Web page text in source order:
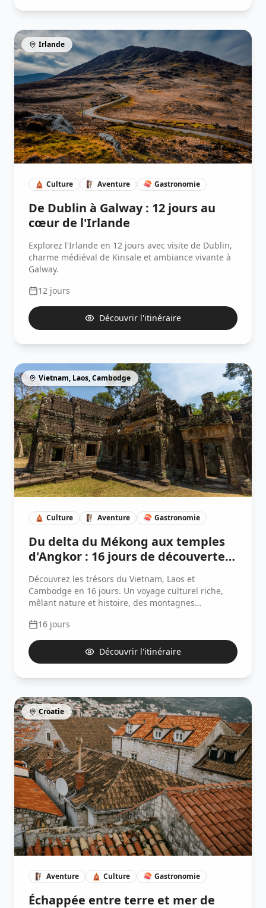
Irlande
🛕 Culture 🧗🏽 Aventure 🍣 Gastronomie
De Dublin à Galway : 12 jours au
cœur de l'Irlande
Explorez l'Irlande en 12 jours avec visite de Dublin,
charme médiéval de Kinsale et ambiance vivante à
Galway.
12 jours
Découvrir l'itinéraire
Vietnam, Laos, Cambodge
🛕 Culture 🧗🏽 Aventure 🍣 Gastronomie
Du delta du Mékong aux temples
d'Angkor : 16 jours de découverte
au Vietnam, Laos et Cambodge
Découvrez les trésors du Vietnam, Laos et
Cambodge en 16 jours. Un voyage culturel riche,
mêlant nature et histoire, des montagnes
16 jours
Découvrir l'itinéraire
Croatie
🧗🏽 Aventure 🛕 Culture 🍣 Gastronomie
Échappée entre terre et mer de